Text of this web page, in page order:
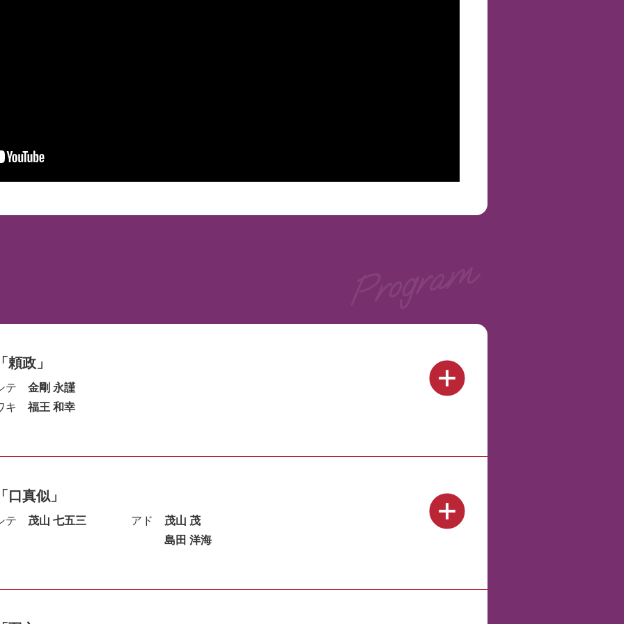
頼政」
テ
金剛 永謹
キ
福王 和幸
口真似」
テ 茂山 七五三 アド
茂山 茂
島田 洋海